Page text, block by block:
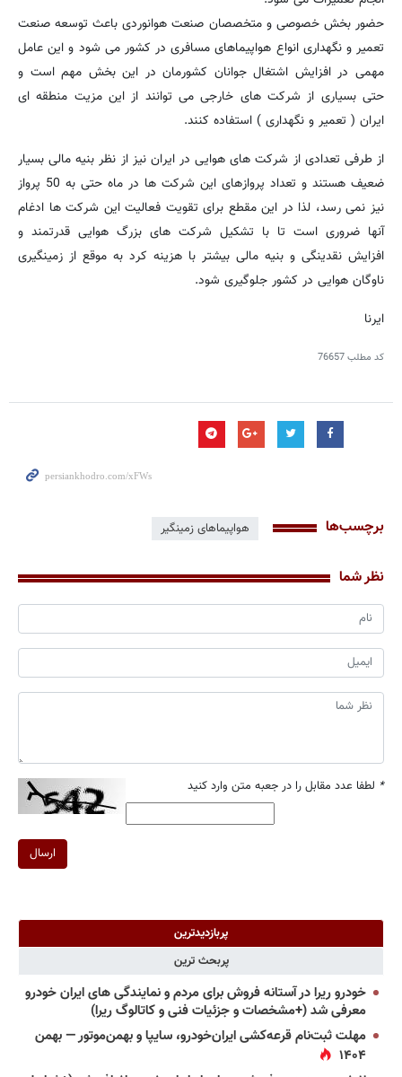
حضور بخش خصوصی و متخصصان صنعت هوانوردی باعث توسعه صنعت
تعمیر و نگهداری انواع هواپیماهای مسافری در کشور می شود و این عامل
مهمی در افزایش اشتغال جوانان کشورمان در این بخش مهم است و
حتی بسیاری از شرکت های خارجی می توانند از این مزیت منطقه ای
ایران ( تعمیر و نگهداری ) استفاده کنند.
از طرفی تعدادی از شرکت های هوایی در ایران نیز از نظر بنیه مالی بسیار
ضعیف هستند و تعداد پروازهای این شرکت ها در ماه حتی به 50 پرواز
نیز نمی رسد، لذا در این مقطع برای تقویت فعالیت این شرکت ها ادغام
آنها ضروری است تا با تشکیل شرکت های بزرگ هوایی قدرتمند و
افزایش نقدینگی و بنیه مالی بیشتر با هزینه کرد به موقع از زمینگیری
ناوگان هوایی در کشور جلوگیری شود.
ایرنا
کد مطلب76657
برچسب‌ها هواپیماهای زمینگیر
نظر شما
* لطفا عدد مقابل را در جعبه متن وارد کنید
ارسال
پربازدیدترین
پربحث ترین
خودرو ریرا در آستانه فروش برای مردم و نمایندگی های ایران خودرو
معرفی شد (+مشخصات و جزئیات فنی و کاتالوگ ریرا)
مهلت ثبت‌نام قرعه‌کشی ایران‌خودرو، سایپا و بهمن‌موتور — بهمن
۱۴۰۴